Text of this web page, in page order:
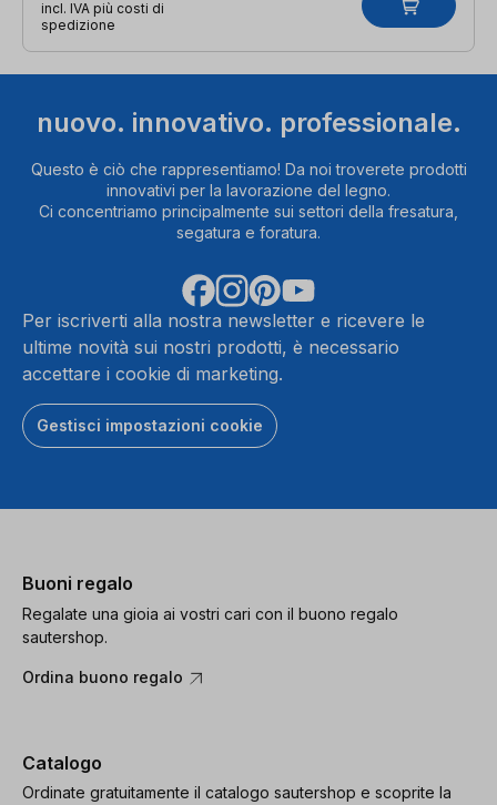
incl. IVA più costi di
spedizione
nuovo. innovativo. professionale.
Questo è ciò che rappresentiamo! Da noi troverete prodotti
innovativi per la lavorazione del legno.
Ci concentriamo principalmente sui settori della fresatura,
segatura e foratura.
Per iscriverti alla nostra newsletter e ricevere le
ultime novità sui nostri prodotti, è necessario
accettare i cookie di marketing.
Gestisci impostazioni cookie
Buoni regalo
Regalate una gioia ai vostri cari con il buono regalo
sautershop.
Ordina buono regalo
Catalogo
Ordinate gratuitamente il catalogo sautershop e scoprite la